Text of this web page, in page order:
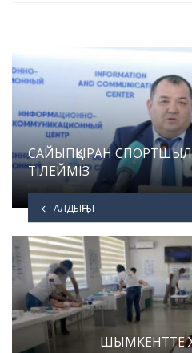
САЙЫПҚЫРАН
ТІЛЕЙМІЗ
АЛДЫҢҒЫ
ШЫМКЕНТТЕ